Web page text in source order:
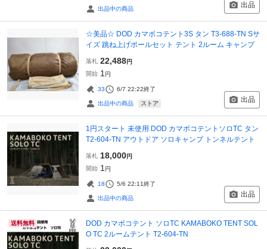
出品中の商品 出品
☆美品☆ DOD カマボコテント3S タン T3-688-TN Sサ
イズ 跳ね上げポールセット テント 2ルーム キャンプ
落札 22,488円
開始 1 円
33 6/7 22:22終了
出品中の商品 ストア 出品
1円スタート 未使用 DOD カマボコテントソロTC タン
T2-604-TN アウトドア ソロキャンプ トンネルテント
落札 18,000円
開始 1 円
18 5/6 22:11終了
出品中の商品 出品
送料無料
DOD カマボコテント ソロTC KAMABOKO TENT SOL
O TC 2ルームテント T2-604-TN